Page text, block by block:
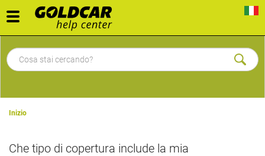
Toggle
navigation
Inizio
Che tipo di copertura include la mia